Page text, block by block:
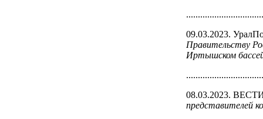
09.03.2023.
Правительству
Иртышском
08.03.2023.
представителей